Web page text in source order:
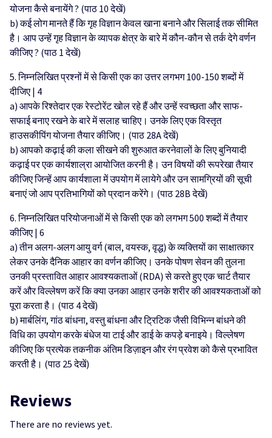
योजना कैसे बनायेंगे ? (पाठ 10 देखें)
b) कई लोग मानते हैं कि गृह विज्ञान केवल खाना बनाने और सिलाई तक सीमित
है। आप उन्हें गृह विज्ञान के व्यापक क्षेत्र के बारे में कौन-कौन से तर्क देगे वर्णन
कीजिए ? (पाठ 1 देखें)
5. निम्नलिखित प्रश्नों में से किसी एक का उत्तर लगभग 100-150 शब्दों में
दीजिए | 4
a) आपके रिश्तेदार एक रेस्टोरेंट खोल रहे हैं और उन्हें स्वच्छता और साफ-
सफाई बनाए रखने के बारे में सलाह चाहिए। उनके लिए एक विस्तृत
हाउसकीपिंग योजना तैयार कीजिए। (पाठ 28A देखें)
b) आपको कढ़ाई की कला सीखने की शुरुआत करनेवालों के लिए बुनियादी
कढ़ाई पर एक कार्यशाल्रा आयोजित करनी है। उन विषयों की रूपरेखा तैयार
कीजिए जिन्हें आप कार्यशाला में उपयोग में लायेगे और उन सामग्रियों की सूची
बनाएं जो आप प्रतिभागियों को प्रदान करेंगे। (पाठ 28B देखें)
6. निम्नलिखित परियोजनाओं में से किसी एक को लगभग 500 शब्दों में तैयार
कीजिए | 6
a) तीन अलग-अलग आयु वर्ग (बाल, वयस्क, वृद्ध) के व्यक्तियों का साक्षात्कार
लेकर उनके दैनिक आहार का वर्णन कीजिए। उनके पोषण सेवन की तुलना
उनकी प्रस्तावित आहार आवश्यकताओं (RDA) से करते हुए एक चार्ट तैयार
करें और विल्लेषण करें कि क्या उनका आहार उनके शरीर की आवश्यकताओं को
पूरा करता है। (पाठ 4 देखें)
b) मार्बलिंग, गांठ बांधना, वस्तु बांधना और ट्रिटिक जैसी विभिन्‍न बांधने की
विधि का उपयोग करके बंधेज या टाई और डाई के कपड़े बनाइये। विल्लेषण
कीजिए कि प्रत्येक तकनीक अंतिम डिज़ाइन और रंग प्रवेश को कैसे प्रभावित
करती है। (पाठ 25 देखें)
Reviews
There are no reviews yet.